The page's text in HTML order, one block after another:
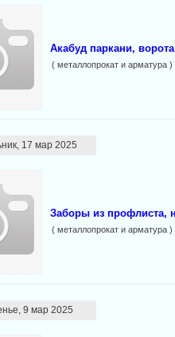
Акабуд паркани,
( металлопрокат и арматура
17 мар 2025
Заборы из профлиста,
( металлопрокат и арматура
9 мар 2025